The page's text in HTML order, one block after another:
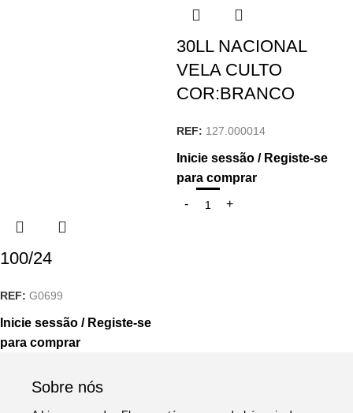
100/24
REF: G0699
Inicie sessão / Registe-se
para comprar
30LL NACIONAL
VELA CULTO
COR:BRANCO
REF: 127.000014
Inicie sessão / Registe-se
para comprar
Sobre nós